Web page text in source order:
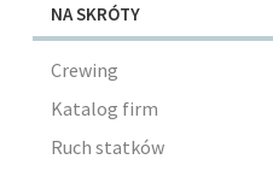
NA SKRÓTY
Crewing
Katalog firm
Ruch statków